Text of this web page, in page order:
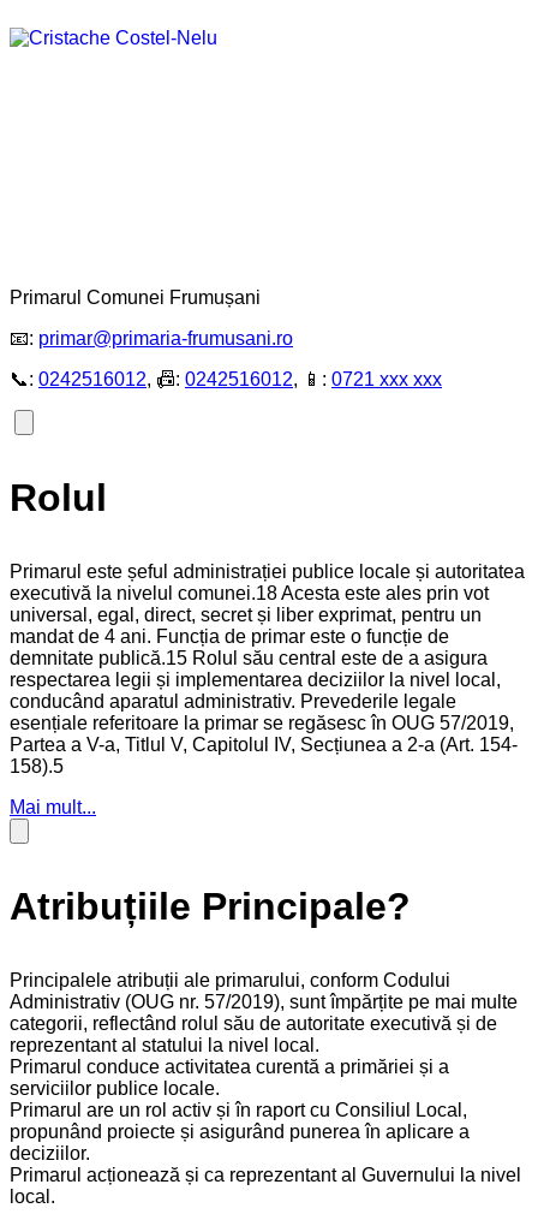
Primarul Comunei Frumușani
📧: primar@primaria-frumusani.ro
📞: 0242516012, 📠: 0242516012, 📱: 0721 xxx xxx
Rolul
Primarul este șeful administrației publice locale și autoritatea
executivă la nivelul comunei.18 Acesta este ales prin vot
universal, egal, direct, secret și liber exprimat, pentru un
mandat de 4 ani. Funcția de primar este o funcție de
demnitate publică.15 Rolul său central este de a asigura
respectarea legii și implementarea deciziilor la nivel local,
conducând aparatul administrativ. Prevederile legale
esențiale referitoare la primar se regăsesc în OUG 57/2019,
Partea a V-a, Titlul V, Capitolul IV, Secțiunea a 2-a (Art. 154-
158).5
Mai mult...
Atribuțiile Principale?
Principalele atribuții ale primarului, conform Codului
Administrativ (OUG nr. 57/2019), sunt împărțite pe mai multe
categorii, reflectând rolul său de autoritate executivă și de
reprezentant al statului la nivel local.
Primarul conduce activitatea curentă a primăriei și a
serviciilor publice locale.
Primarul are un rol activ și în raport cu Consiliul Local,
propunând proiecte și asigurând punerea în aplicare a
deciziilor.
Primarul acționează și ca reprezentant al Guvernului la nivel
local.